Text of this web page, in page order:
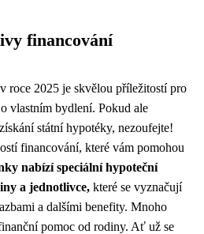
financování
roce 2025 je skvělou příležitostí pro
vlastním bydlení. Pokud ale
státní hypotéky, nezoufejte!
financování, které vám pomohou
nabízí speciální hypoteční
a jednotlivce, které se vyznačují
a dalšími benefity. Mnoho
pomoc od rodiny. Ať už se